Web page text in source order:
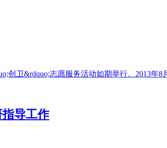
创卫&rdquo;志愿服务活动如期举行。2013
导工作